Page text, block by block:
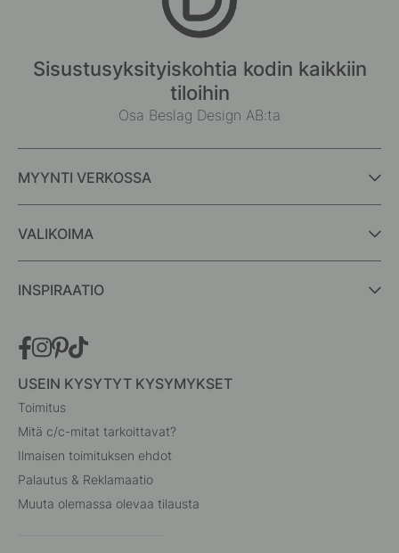
Sisustusyksityiskohtia kodin kaikkiin
tiloihin
Osa Beslag Design AB:ta
MYYNTI VERKOSSA
VALIKOIMA
INSPIRAATIO
USEIN KYSYTYT KYSYMYKSET
Toimitus
Mitä c/c-mitat tarkoittavat?
Ilmaisen toimituksen ehdot
Palautus & Reklamaatio
Muuta olemassa olevaa tilausta